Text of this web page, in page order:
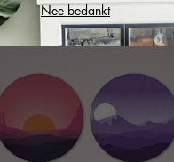
Nee bedankt